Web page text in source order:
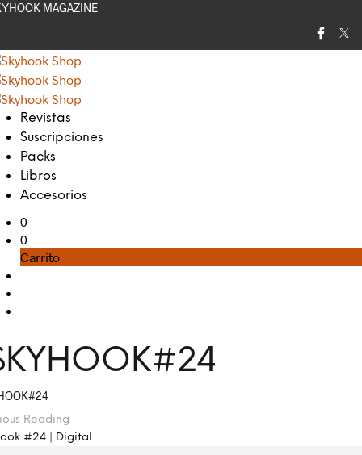
MAGAZINE
Revistas
Suscripciones
Packs
Libros
Accesorios
0
0
Carrito
Reading
#24 | Digital